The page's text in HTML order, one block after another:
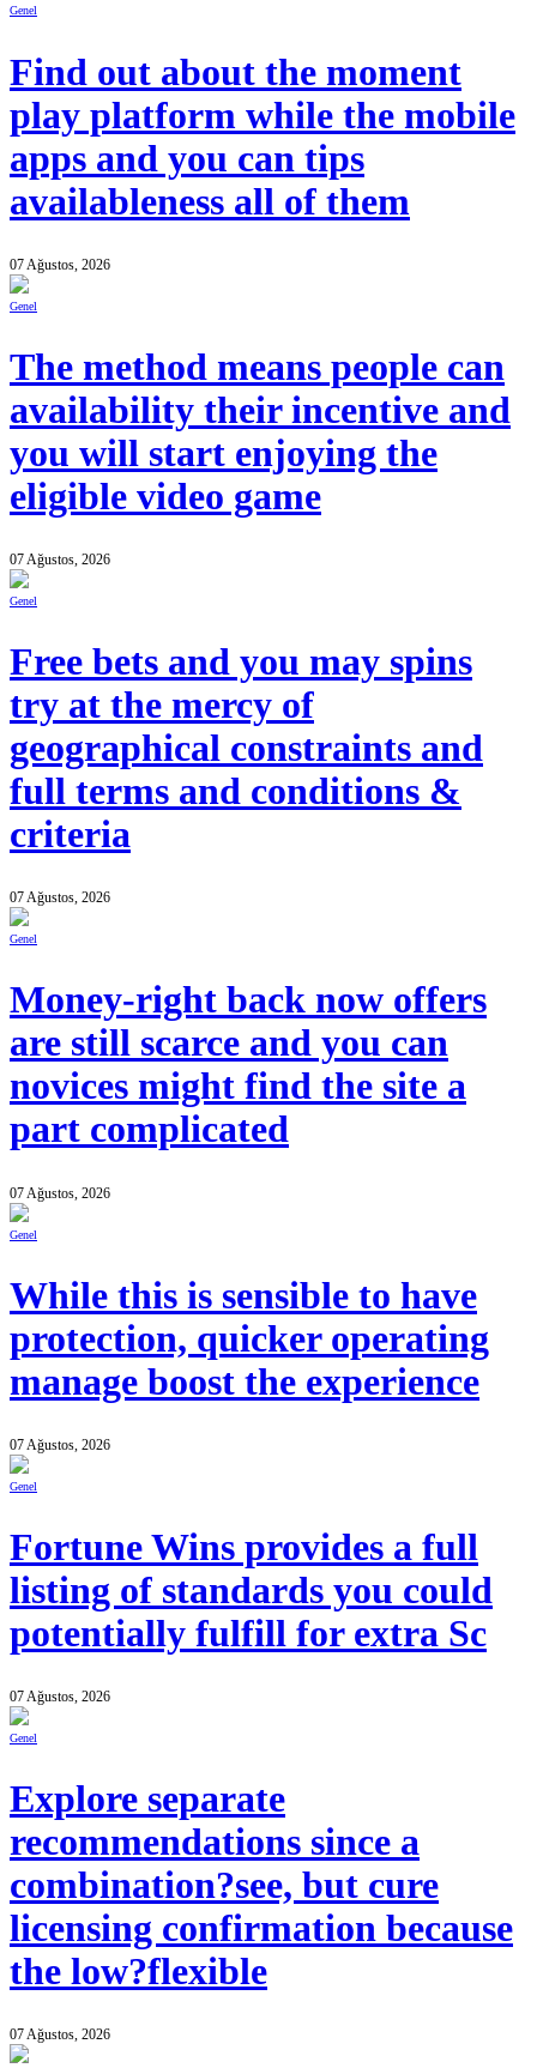
Genel
Find out about the moment
play platform while the mobile
apps and you can tips
availableness all of them
07 Ağustos, 2026
Genel
The method means people can
availability their incentive and
you will start enjoying the
eligible video game
07 Ağustos, 2026
Genel
Free bets and you may spins
try at the mercy of
geographical constraints and
full terms and conditions &
criteria
07 Ağustos, 2026
Genel
Money-right back now offers
are still scarce and you can
novices might find the site a
part complicated
07 Ağustos, 2026
Genel
While this is sensible to have
protection, quicker operating
manage boost the experience
07 Ağustos, 2026
Genel
Fortune Wins provides a full
listing of standards you could
potentially fulfill for extra Sc
07 Ağustos, 2026
Genel
Explore separate
recommendations since a
combination?see, but cure
licensing confirmation because
the low?flexible
07 Ağustos, 2026